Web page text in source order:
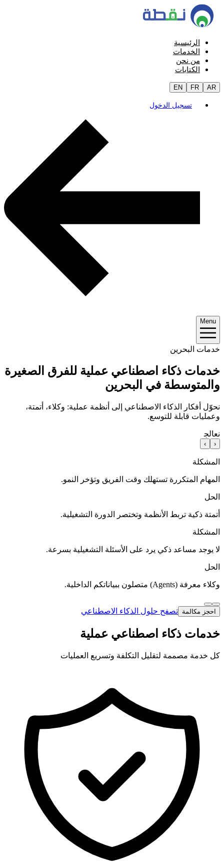
الرئيسية
الخدمات
من نحن
الكتابات
EN FR AR
تسجيل الدخول
Menu
خدمات البحرين
خدمات ذكاء اصطناعي عملية للفرق الصغيرة
والمتوسطة في البحرين
نحوّل أفكار الذكاء الاصطناعي إلى أنظمة عملية: وكلاء، أتمتة،
وعمليات قابلة للتوسع.
نعالج
المشكلة
المهام المتكررة تستهلك وقت الفريق وتؤخر النمو.
الحل
أتمتة ذكية تربط الأنظمة وتختصر الدورة التشغيلية.
المشكلة
لا يوجد مساعد ذكي يرد على الأسئلة التشغيلية بسرعة.
الحل
وكلاء معرفة (Agents) متصلون ببياناتكم الداخلية.
احجز مكالمة تصفح حلول الذكاء الاصطناعي
خدمات ذكاء اصطناعي عملية
كل خدمة مصممة لتقليل التكلفة وتسريع العمليات